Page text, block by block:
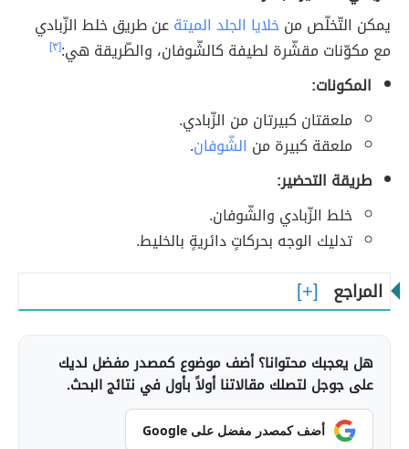
يمكن التّخلّص منخلايا الجلد الميتةعن طريق خلط الزّبادي
مع مكوّنات مقشّرة لطيفة كالشّوفان، والطّريقة هي:[٣]
المكونات:
ملعقتان كبيرتان من الزّبادي.
ملعقة كبيرة من الشّوفان.
طريقة التحضير:
خلط الزّبادي والشّوفان.
تدليك الوجه بحركاتٍ دائريةٍ بالخليط.
المراجع
هل يعجبك محتوانا؟ أضف موضوع كمصدر مفضل لديك
على جوجل لتصلك مقالاتنا أولاً بأول في نتائج البحث.
أضف كمصدر مفضل على Google